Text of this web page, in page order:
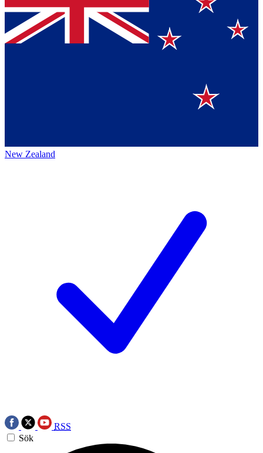
New Zealand
RSS
Sök